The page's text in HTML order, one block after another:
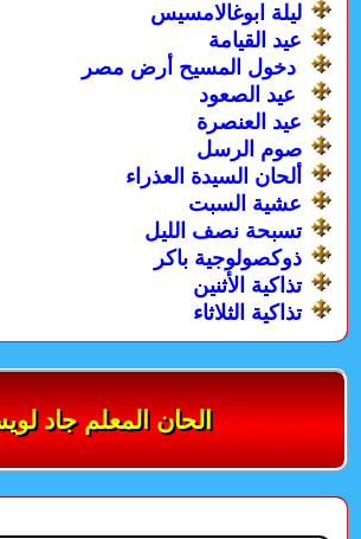
ليلة ابوغالامسيس
عيد القيامة
دخول المسيح أرض مصر
عيد الصعود
عيد العنصرة
صوم الرسل
ألحان السيدة العذراء
عشية السبت
تسبحة نصف الليل
ذوكصولوجية باكر
تذاكية الأثنين
تذاكية الثلاثاء
الحان المعلم جاد